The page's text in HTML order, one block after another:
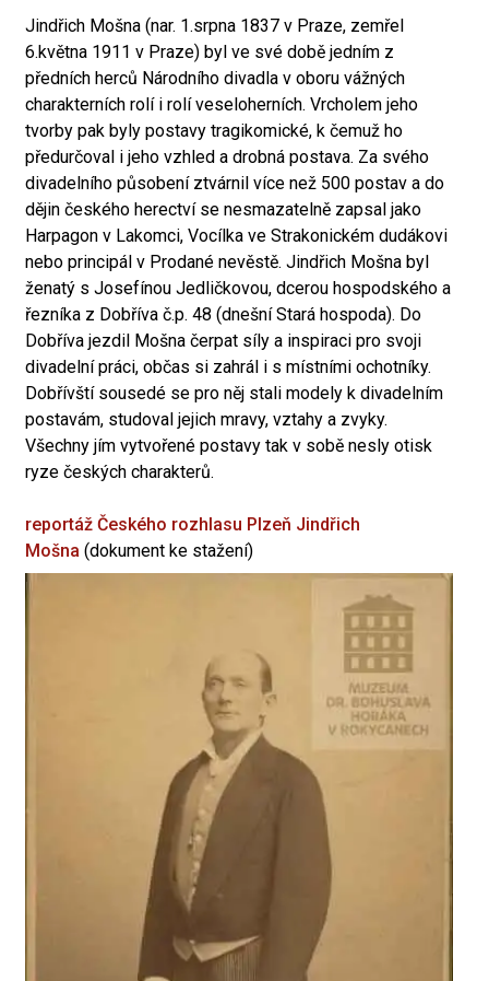
Jindřich Mošna (nar. 1.srpna 1837 v Praze, zemřel
6.května 1911 v Praze) byl ve své době jedním z
předních herců Národního divadla v oboru vážných
charakterních rolí i rolí veseloherních. Vrcholem jeho
tvorby pak byly postavy tragikomické, k čemuž ho
předurčoval i jeho vzhled a drobná postava. Za svého
divadelního působení ztvárnil více než 500 postav a do
dějin českého herectví se nesmazatelně zapsal jako
Harpagon v Lakomci, Vocílka ve Strakonickém dudákovi
nebo principál v Prodané nevěstě. Jindřich Mošna byl
ženatý s Josefínou Jedličkovou, dcerou hospodského a
řezníka z Dobříva č.p. 48 (dnešní Stará hospoda). Do
Dobříva jezdil Mošna čerpat síly a inspiraci pro svoji
divadelní práci, občas si zahrál i s místními ochotníky.
Dobřívští sousedé se pro něj stali modely k divadelním
postavám, studoval jejich mravy, vztahy a zvyky.
Všechny jím vytvořené postavy tak v sobě nesly otisk
ryze českých charakterů.
reportáž Českého rozhlasu Plzeň Jindřich
Mošna (dokument ke stažení)